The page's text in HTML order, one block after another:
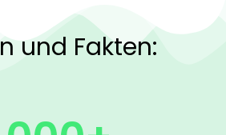
und Fakten: